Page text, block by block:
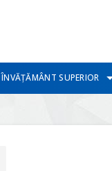
ÎNVĂȚĂMÂNT SUPERIOR